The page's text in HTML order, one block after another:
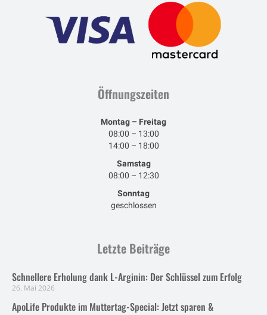
Öffnungszeiten
Montag – Freitag
08:00 – 13:00
14:00 – 18:00
Samstag
08:00 – 12:30
Sonntag
geschlossen
Letzte Beiträge
Schnellere Erholung dank L-Arginin: Der Schlüssel zum Erfolg
26. Mai 2026
ApoLife Produkte im Muttertag-Special: Jetzt sparen &